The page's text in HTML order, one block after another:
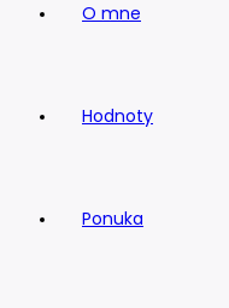
O mne
Hodnoty
Ponuka